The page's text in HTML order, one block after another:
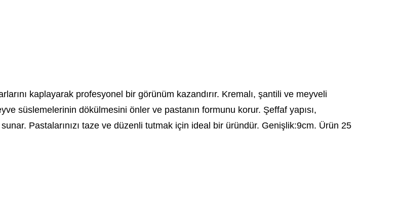
kaplayarak profesyonel bir görünüm kazandırır. Kremalı, şantili ve meyveli
süslemelerinin dökülmesini önler ve pastanın formunu korur. Şeffaf yapısı,
sunar. Pastalarınızı taze ve düzenli tutmak için ideal bir üründür. Genişlik:9cm. Ürün 25